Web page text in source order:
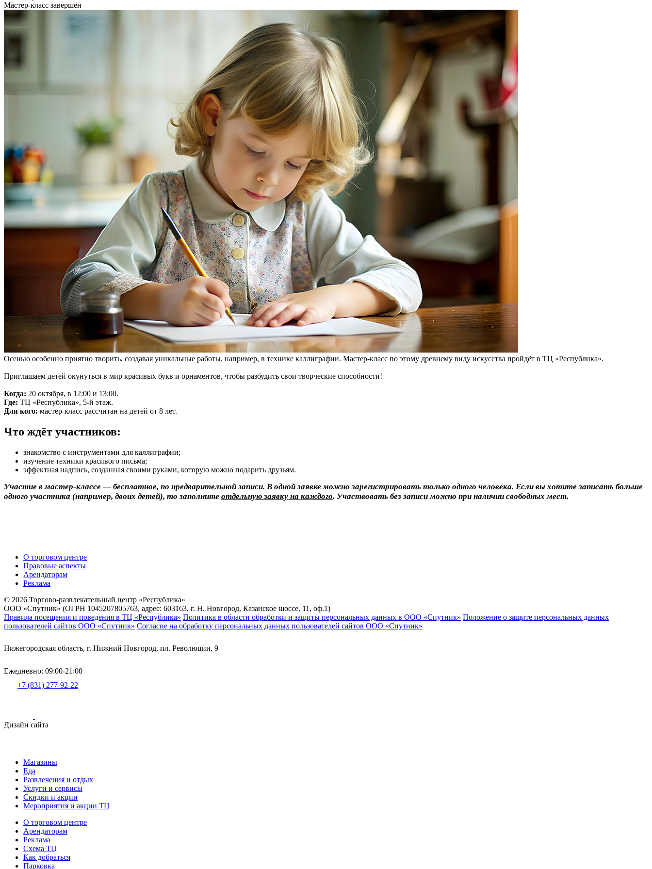
Мастер-класс завершён
Осенью особенно приятно творить, создавая уникальные работы, например, в технике каллиграфии. Мастер-класс по этому древнему виду искусства пройдёт в ТЦ «Республика».
Приглашаем детей окунуться в мир красивых букв и орнаментов, чтобы разбудить свои творческие способности!
Когда: 20 октября, в 12:00 и 13:00.
Где: ТЦ «Республика», 5-й этаж.
Для кого: мастер-класс рассчитан на детей от 8 лет.
Что ждёт участников:
знакомство с инструментами для каллиграфии;
изучение техники красивого письма;
эффектная надпись, созданная своими руками, которую можно подарить друзьям.
Участие в мастер-классе — бесплатное, по предварительной записи. В одной заявке можно зарегистрировать только одного человека. Если вы хотите записать больше
одного участника (например, двоих детей), то заполните отдельную заявку на каждого. Участвовать без записи можно при наличии свободных мест.
О торговом центре
Правовые аспекты
Арендаторам
Реклама
© 2026 Торгово-развлекательный центр «Республика»
ООО «Спутник» (ОГРН 1045207805763, адрес: 603163, г. Н. Новгород, Казанское шоссе, 11, оф.1)
Правила посещения и поведения в ТЦ «Республика» Политика в области обработки и защиты персональных данных в ООО «Спутник» Положение о защите персональных данных
пользователей сайтов ООО «Спутник» Согласие на обработку персональных данных пользователей сайтов ООО «Спутник»
Нижегородская область, г. Нижний Новгород, пл. Революции, 9
Ежедневно: 09:00-21:00
+7 (831) 277-92-22
Дизайн сайта
Магазины
Еда
Развлечения и отдых
Услуги и сервисы
Скидки и акции
Мероприятия и акции ТЦ
О торговом центре
Арендаторам
Реклама
Схема ТЦ
Как добраться
Парковка